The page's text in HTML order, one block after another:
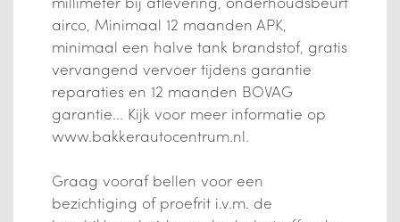
airco, Minimaal 12 maanden APK,
minimaal een halve tank brandstof, gratis
vervangend vervoer tijdens garantie
reparaties en 12 maanden BOVAG
garantie... Kijk voor meer informatie op
www.bakkerautocentrum.nl.
Graag vooraf bellen voor een
bezichtiging of proefrit i.v.m. de